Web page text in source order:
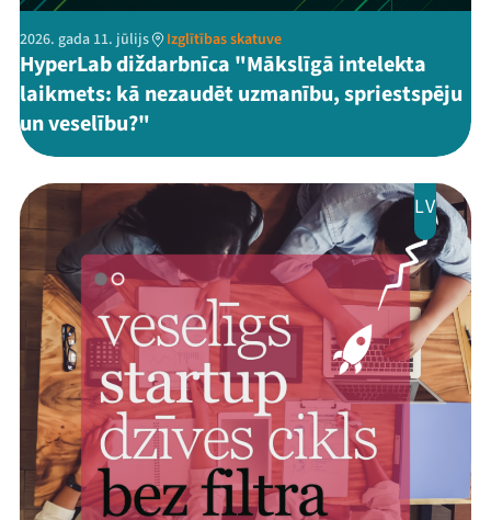
2026. gada 11. jūlijs Izglītības skatuve
HyperLab diždarbnīca "Mākslīgā intelekta
laikmets: kā nezaudēt uzmanību, spriestspēju
un veselību?"
LV